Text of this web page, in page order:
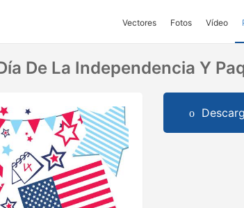
Vectores Fotos Vídeo
De La Independencia Y